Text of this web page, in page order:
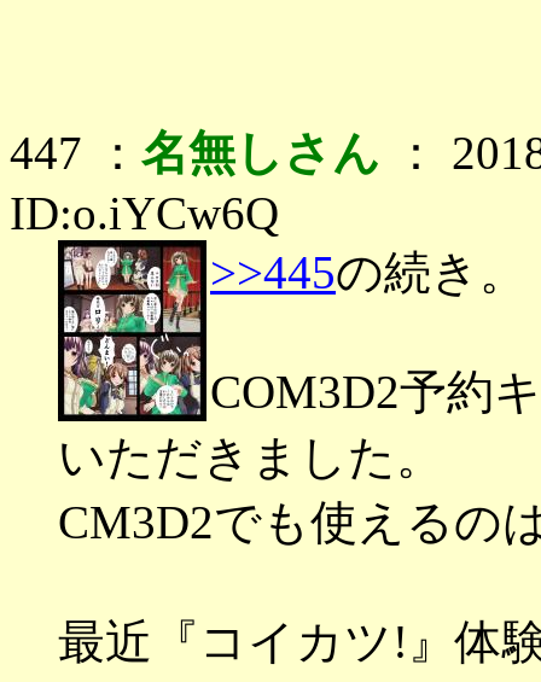
447 ： 名無しさん ：
ID:o.iYCw6Q
>>445の続き。
COM3D2予約
いただきました。
CM3D2でも使えるの
最近『コイカツ!』体